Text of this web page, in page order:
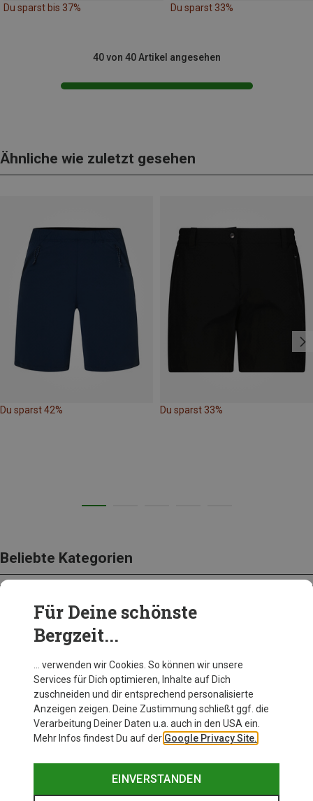
Du sparst bis 37% Du sparst 33%
40 von 40 Artikel angesehen
Ähnliche wie zuletzt gesehen
Du sparst 42% Du sparst 33%
Beliebte Kategorien
BEKLEIDUNG
Für Deine schönste
Bergzeit...
… verwenden wir Cookies. So können wir unsere
Services für Dich optimieren, Inhalte auf Dich
zuschneiden und dir entsprechend personalisierte
Anzeigen zeigen. Deine Zustimmung schließt ggf. die
Verarbeitung Deiner Daten u.a. auch in den USA ein.
Mehr Infos findest Du auf der Google Privacy Site.
EINVERSTANDEN